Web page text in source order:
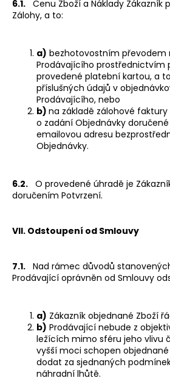
6.1. Cenu Zboží a Náklady
Zálohy, a to:
a) bezhotovostním převodem
Prodávajícího prostřednictvím
provedené platební kartou, a
příslušných údajů v
Prodávajícího, nebo
b) na základě zálohové
o zadání Objednávky
emailovou adresu
Objednávky.
6.2. O provedené úhradě je
doručením Potvrzení.
VII. Odstoupení od Smlouvy
7.1. Nad rámec důvodů
Prodávající oprávněn od Smlouvy
a) Zákazník objednané Zboží
b) Prodávající nebude z
ležících mimo sféru jeho vlivu
vyšší moci schopen objednané
dodat za sjednaných
náhradní lhůtě.